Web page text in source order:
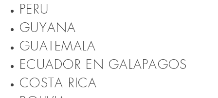
PERU
GUYANA
GUATEMALA
ECUADOR EN GALAPAGOS
COSTA RICA